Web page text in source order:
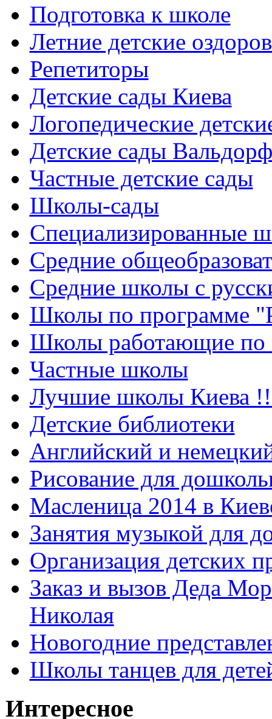
Подготовка к школе
Летние детские
Репетиторы
Детские сады Киева
Логопедические
Детские сады
Частные детские сады
Школы-сады
Cпециализированные
Cредние
Средние школы с
Школы по программе
Школы работающие по
Частные школы
Лучшие школы Киева
Детские библиотеки
Английский и
Рисование для
Масленица 2014 в
Занятия музыкой для
Организация детских
Заказ и вызов Деда
Николая
Новогодние
Школы танцев для
Интересное